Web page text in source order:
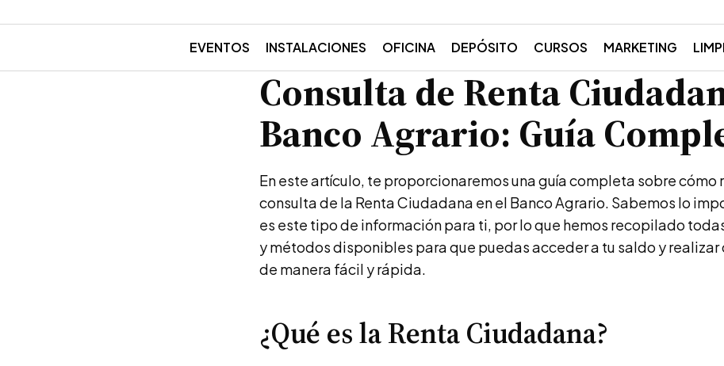
EVENTOS INSTALACIONES OFICINA DEPÓSITO CURSOS MARKETING
Consulta de Renta
Banco Agrario: Guía
En este artículo, te proporcionaremos una guía completa sobre cómo
consulta de la Renta Ciudadana en el Banco Agrario. Sabemos lo
es este tipo de información para ti, por lo que hemos recopilado
y métodos disponibles para que puedas acceder a tu saldo y realizar
de manera fácil y rápida.
¿Qué es la Renta Ciudadana?